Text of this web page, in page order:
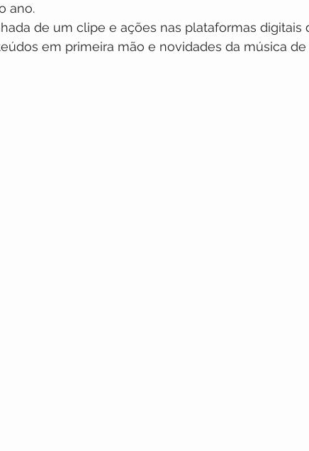
ano.
de um clipe e ações nas plataformas digitais
em primeira mão e novidades da música